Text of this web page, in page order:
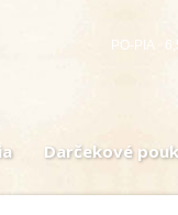
PO-PIA
Darčekové